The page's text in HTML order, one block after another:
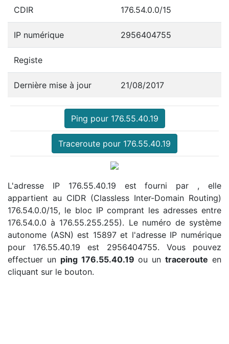
CDIR 176.54.0.0/15
IP numérique 2956404755
Registe
Dernière mise à jour 21/08/2017
Ping pour 176.55.40.19
Traceroute pour 176.55.40.19
L'adresse IP 176.55.40.19 est fourni par , elle
appartient au CIDR (Classless Inter-Domain Routing)
176.54.0.0/15, le bloc IP comprant les adresses entre
176.54.0.0 à 176.55.255.255). Le numéro de système
autonome (ASN) est 15897 et l'adresse IP numérique
pour 176.55.40.19 est 2956404755. Vous pouvez
effectuer un ping 176.55.40.19 ou untraceroute en
cliquant sur le bouton.